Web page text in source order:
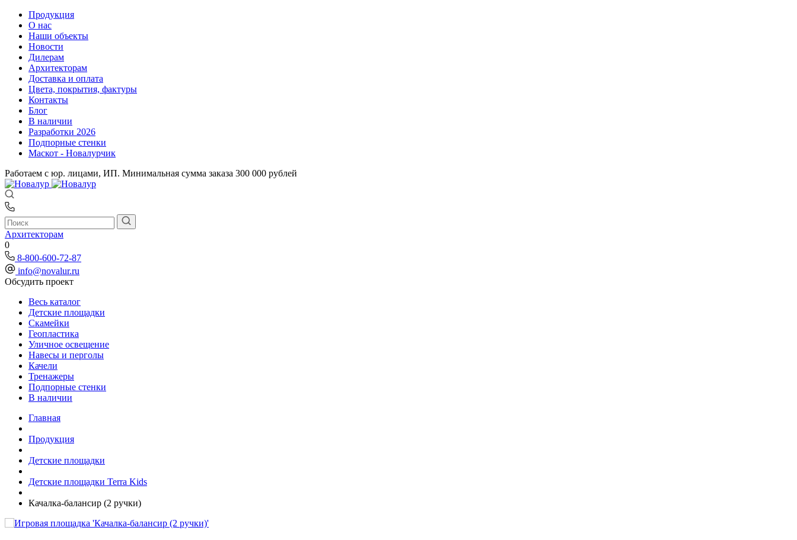
Продукция
О нас
Наши объекты
Новости
Дилерам
Архитекторам
Доставка и оплата
Цвета, покрытия, фактуры
Контакты
Блог
В наличии
Разработки 2026
Подпорные стенки
Маскот - Новалурчик
Работаем с юр. лицами, ИП. Минимальная сумма заказа 300 000 рублей
Архитекторам
0
8-800-600-72-87
info@novalur.ru
Обсудить проект
Весь каталог
Детские площадки
Скамейки
Геопластика
Уличное освещение
Навесы и перголы
Качели
Тренажеры
Подпорные стенки
В наличии
Главная
Продукция
Детские площадки
Детские площадки Terra Kids
Качалка-балансир (2 ручки)